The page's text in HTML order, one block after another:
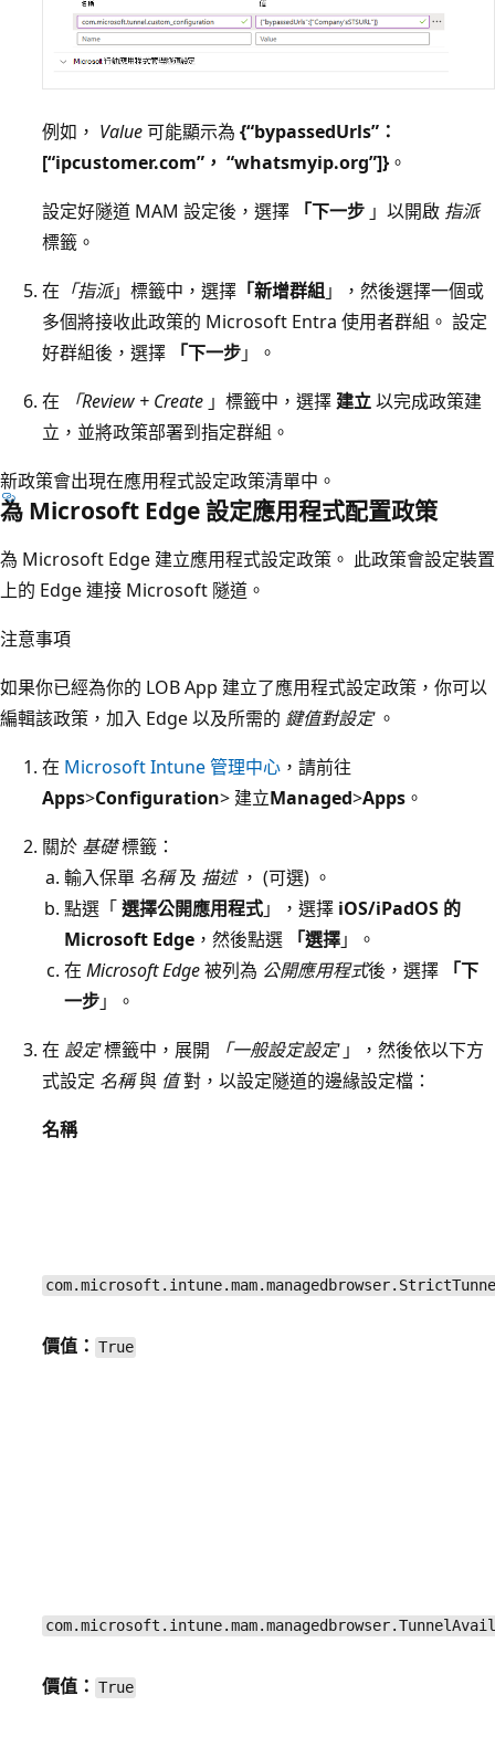
例如， Value可能顯示為 {“bypassedUrls”：
[“ipcustomer.com”， “whatsmyip.org”]} 。
設定好隧道 MAM 設定後，選擇
「下一步 」以開啟 指派
標籤。
在 「指派」標籤中，選擇 「新增群組」，然後選擇一個或
多個將接收此政策的 Microsoft Entra 使用者群組。 設定
好群組後，選擇
「下一步」。
在
「Review + Create 」標籤中，選擇 建立以完成政策建
立，並將政策部署到指定群組。
新政策會出現在應用程式設定政策清單中。
為 Microsoft Edge 設定應用程式配置政策
為 Microsoft Edge 建立應用程式設定政策。 此政策會設定裝置
上的 Edge 連接 Microsoft 隧道。
注意事項
如果你已經為你的 LOB App 建立了應用程式設定政策，你可以
編輯該政策，加入 Edge 以及所需的 鍵值對設定。
在 Microsoft Intune 管理中心 ，請前往
Apps>Configuration> 建立Managed>Apps 。
關於 基礎標籤：
輸入保單 名稱及 描述， (可選) 。
點選「選擇公開應用程式」，選擇 iOS/iPadOS 的
Microsoft Edge ，然後點選 「選擇」。
在 Microsoft Edge被列為 公開應用程式後，選擇
「下
一步」。
在 設定標籤中，展開 「一般設定設定」，然後依以下方
式設定 名稱與 值對，以設定隧道的邊緣設定檔：
名稱
價值： True
價值： True